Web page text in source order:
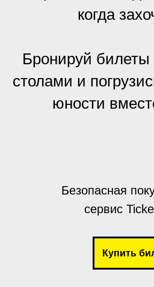
когда
Бронируй билеты
столами и
юности
Купить
Безопасная
сервис